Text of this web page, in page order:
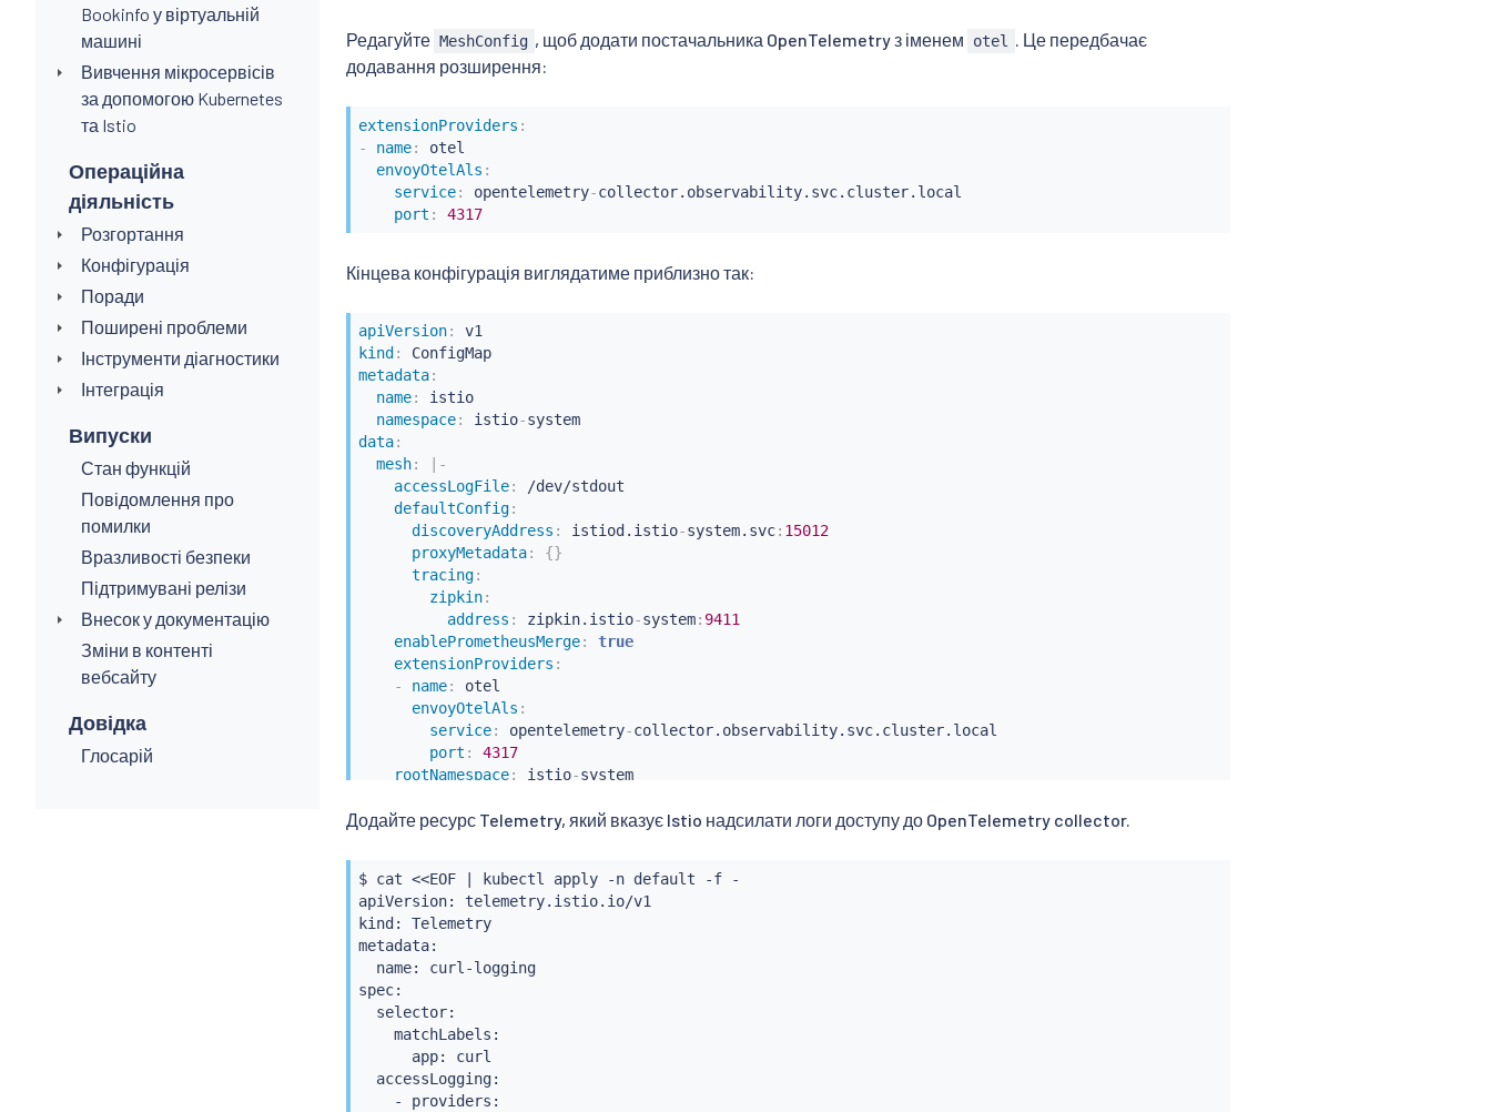
Bookinfo у віртуальній
машині
Вивчення мікросервісів
за допомогою Kubernetes
та Istio
Операційна
діяльність
Розгортання
Конфігурація
Поради
Поширені проблеми
Інструменти діагностики
Інтеграція
Випуски
Стан функцій
Повідомлення про
помилки
Вразливості безпеки
Підтримувані релізи
Внесок у документацію
Зміни в контенті
вебсайту
Довідка
Глосарій
Редагуйте MeshConfig , щоб додати постачальника OpenTelemetry з іменем otel
. Це передбачає
додавання розширення:
extensionProviders :
-
name:
otel
envoyOtelAls :
service: opentelemetry-collector.observability.svc.cluster.local
port : 4317
Кінцева конфігурація виглядатиме приблизно так:
apiVersion:
v1
kind :
ConfigMap
metadata:
name:
istio
namespace: istio-
system
data:
mesh:
-
accessLogFile:
/dev/stdout
defaultConfig:
discoveryAddress : istiod.istio-system.svc: 15012
proxyMetadata: {}
tracing:
zipkin:
address : zipkin.istio-system: 9411
enablePrometheusMerge:
true
extensionProviders :
-
name:
otel
envoyOtelAls :
service: opentelemetry-collector.observability.svc.cluster.local
port :
4317
rootNamespace: istio-system
meshNetworks: 'networks: { }'
Додайте ресурс Telemetry, який вказує Istio надсилати логи доступу до OpenTelemetry collector.
$ cat <<EOF kubectl
apply -n default -f -
apiVersion: telemetry.istio.io/v1
kind: Telemetry
metadata:
  name: curl-logging
spec:
  selector:
    matchLabels:
      app:
curl
  accessLogging:
    - providers: